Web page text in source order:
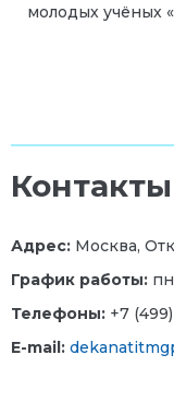
молодых учёных
Контакты
Адрес: Москва,
График работы:
Телефоны: +7
E-mail: